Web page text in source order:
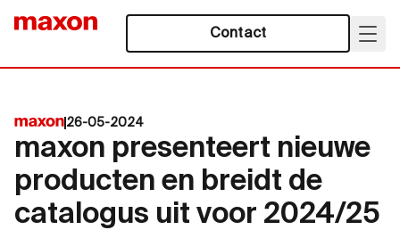
Contact
26-05-2024
maxon presenteert nieuwe
producten en breidt de
catalogus uit voor 2024/25